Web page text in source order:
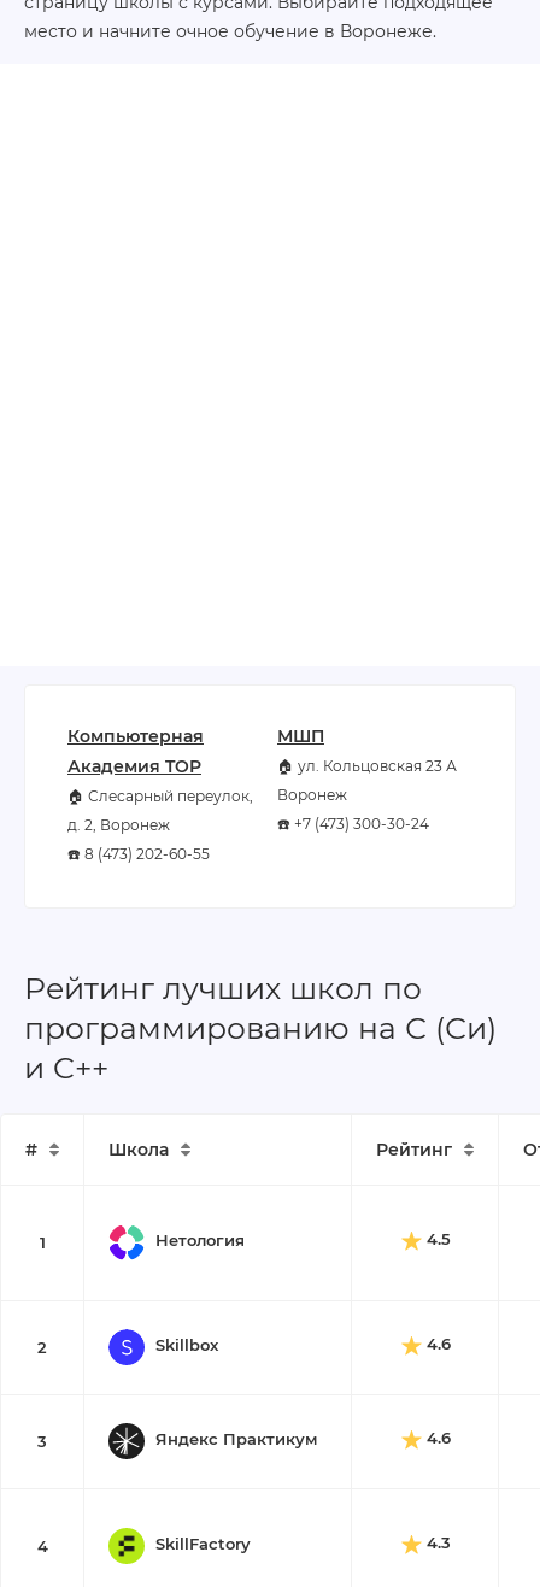
место и начните очное обучение в Воронеже.
Компьютерная
Академия TOP
🏠 Слесарный переулок,
д. 2, Воронеж
☎️ 8 (473) 202-60-55
МШП
🏠 ул. Кольцовская 23 А
Воронеж
☎️ +7 (473) 300-30-24
Рейтинг лучших школ по
программированию на С (Си)
и C++
# Школа Рейтинг
1 Нетология 4.5
2 Skillbox 4.6
3 Яндекс Практикум 4.6
4 SkillFactory 4.3